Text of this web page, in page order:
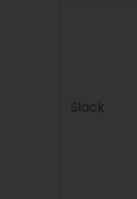
Slack